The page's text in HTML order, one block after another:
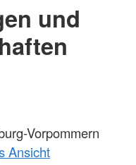
und
Vorpommern
Ansicht